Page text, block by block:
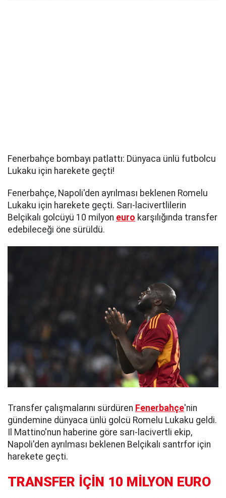
Fenerbahçe bombayı patlattı: Dünyaca ünlü futbolcu
Lukaku için harekete geçti!
Fenerbahçe, Napoli'den ayrılması beklenen Romelu
Lukaku için harekete geçti. Sarı-lacivertlilerin
Belçikalı golcüyü 10 milyon euro karşılığında transfer
edebileceği öne sürüldü.
Transfer çalışmalarını sürdüren Fenerbahçe'nin
gündemine dünyaca ünlü golcü Romelu Lukaku geldi.
Il Mattino'nun haberine göre sarı-lacivertli ekip,
Napoli'den ayrılması beklenen Belçikalı santrfor için
harekete geçti.
TRANSFER İÇİN 10 MİLYON EURO